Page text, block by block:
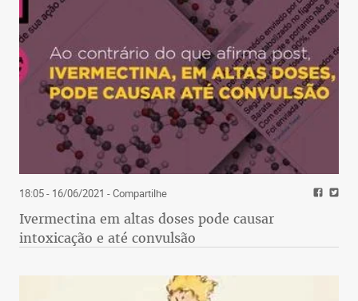
18:05 - 16/06/2021 - Compartilhe
Ivermectina em altas doses pode causar
intoxicação e até convulsão